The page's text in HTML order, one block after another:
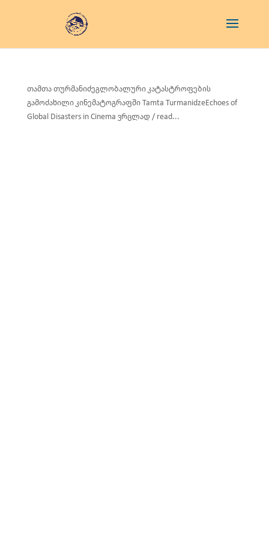
თამთა თურმანიძეგლობალური კატასტროფების
გამოძახილი კინემატოგრაფში Tamta TurmanidzeEchoes of
Global Disasters in Cinema ვრცლად / read...